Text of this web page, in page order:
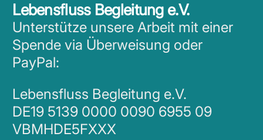
Lebensfluss Begleitung e.V.
Unterstütze unsere Arbeit mit einer
Spende via Überweisung oder
PayPal:
Lebensfluss Begleitung e.V.
DE19 5139 0000 0090 6955 09
VBMHDE5FXXX